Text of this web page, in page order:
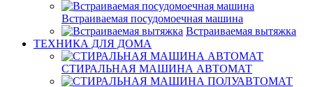
Встраиваемая посудомоечная машина
Встраиваемая вытяжка
ТЕХНИКА ДЛЯ ДОМА
СТИРАЛЬНАЯ МАШИНА АВТОМАТ